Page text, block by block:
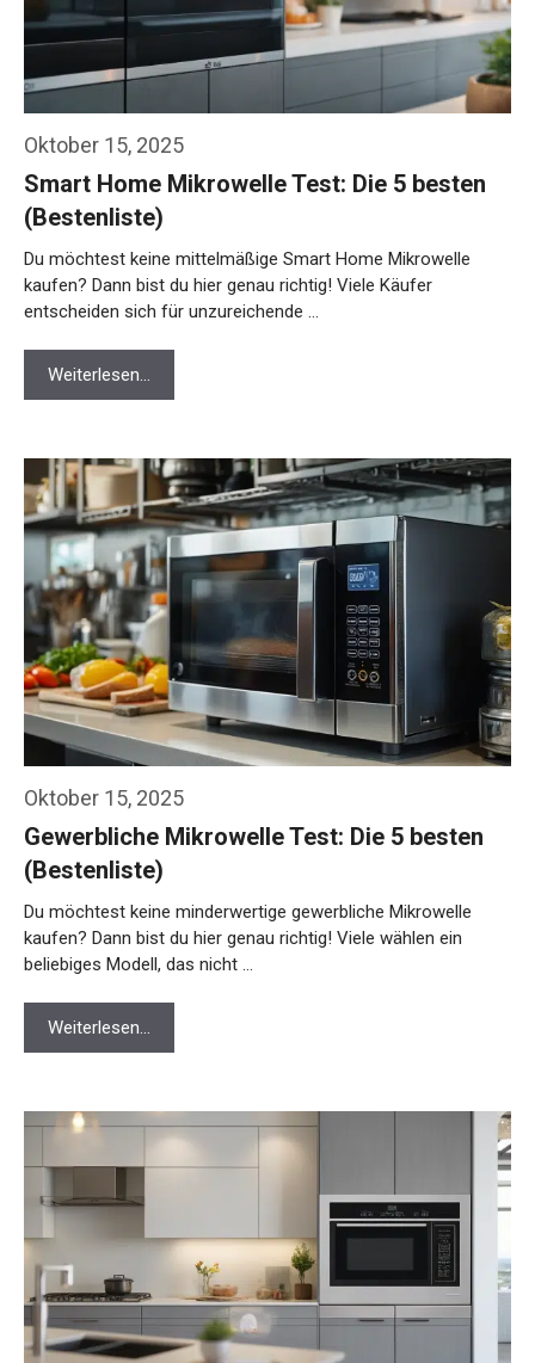
Oktober 15, 2025
Smart Home Mikrowelle Test: Die 5 besten
(Bestenliste)
Du möchtest keine mittelmäßige Smart Home Mikrowelle
kaufen? Dann bist du hier genau richtig! Viele Käufer
entscheiden sich für unzureichende …
Weiterlesen…
Oktober 15, 2025
Gewerbliche Mikrowelle Test: Die 5 besten
(Bestenliste)
Du möchtest keine minderwertige gewerbliche Mikrowelle
kaufen? Dann bist du hier genau richtig! Viele wählen ein
beliebiges Modell, das nicht …
Weiterlesen…